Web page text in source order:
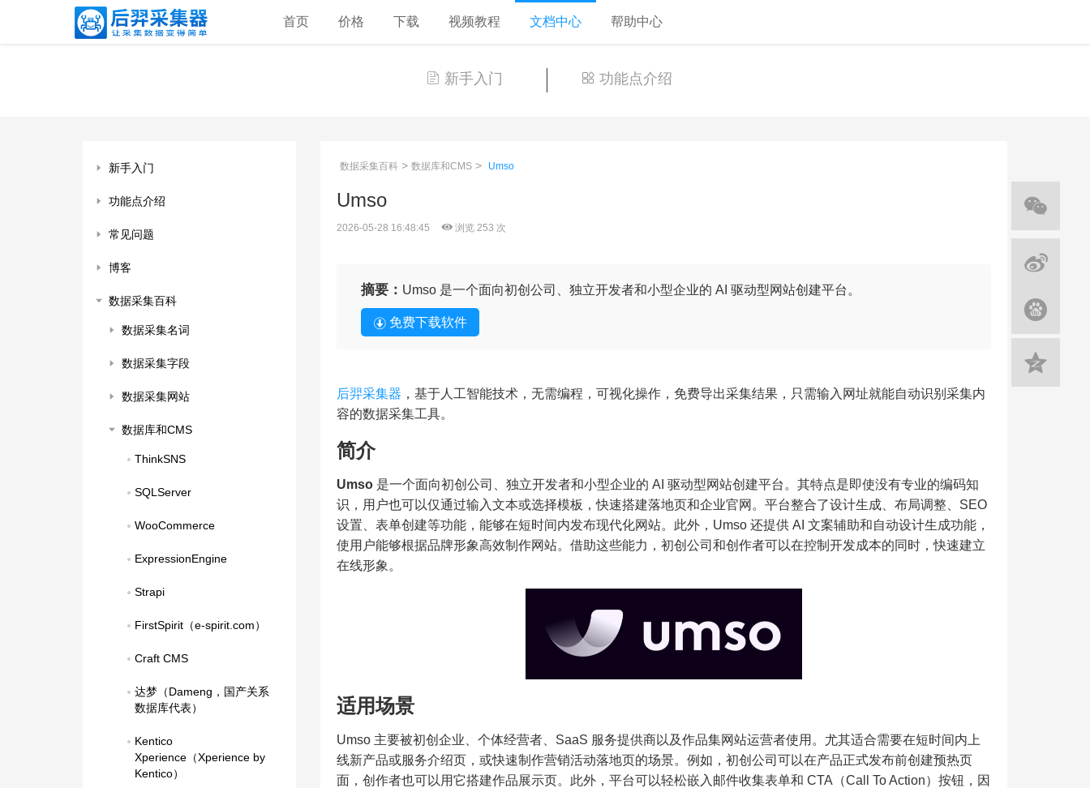
首页 价格 下载 视频教程 文档中心 帮助中心
新手入门 功能点介绍
新手入门
功能点介绍
常见问题
博客
数据采集百科
数据采集名词
数据采集字段
数据采集网站
数据库和CMS
ThinkSNS
SQLServer
WooCommerce
ExpressionEngine
Strapi
FirstSpirit（e-spirit.com）
Craft CMS
达梦（Dameng，国产关系
数据库代表）
Kentico
Xperience（Xperience by
Kentico）
数据采集百科 > 数据库和CMS > Umso
Umso
2026-05-28 16:48:45 浏览 253 次
摘要： Umso 是一个面向初创公司、独立开发者和小型企业的 AI 驱动型网站创建平台。
免费下载软件
后羿采集器 ，基于人工智能技术，无需编程，可视化操作，免费导出采集结果，只需输入网址就能自动识别采集内
容的数据采集工具。
简介
Umso是一个面向初创公司、独立开发者和小型企业的 AI 驱动型网站创建平台。其特点是即使没有专业的编码知
识，用户也可以仅通过输入文本或选择模板，快速搭建落地页和企业官网。平台整合了设计生成、布局调整、SEO
设置、表单创建等功能，能够在短时间内发布现代化网站。此外，Umso 还提供 AI 文案辅助和自动设计生成功能，
使用户能够根据品牌形象高效制作网站。借助这些能力，初创公司和创作者可以在控制开发成本的同时，快速建立
在线形象。
适用场景
Umso 主要被初创企业、个体经营者、SaaS 服务提供商以及作品集网站运营者使用。尤其适合需要在短时间内上
线新产品或服务介绍页，或快速制作营销活动落地页的场景。例如，初创公司可以在产品正式发布前创建预热页
面，创作者也可以用它搭建作品展示页。此外，平台可以轻松嵌入邮件收集表单和 CTA（Call To Action）按钮，因